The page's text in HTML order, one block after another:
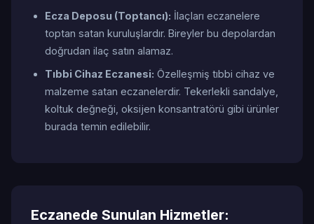
Ecza Deposu (Toptancı): İlaçları eczanelere
toptan satan kuruluşlardır. Bireyler bu depolardan
doğrudan ilaç satın alamaz.
Tıbbi Cihaz Eczanesi: Özelleşmiş tıbbi cihaz ve
malzeme satan eczanelerdir. Tekerlekli sandalye,
koltuk değneği, oksijen konsantratörü gibi ürünler
burada temin edilebilir.
Eczanede Sunulan Hizmetler: